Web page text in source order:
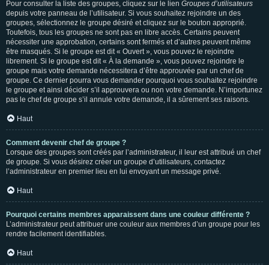
Pour consulter la liste des groupes, cliquez sur le lien Groupes d’utilisateurs
depuis votre panneau de l’utilisateur. Si vous souhaitez rejoindre un des
groupes, sélectionnez le groupe désiré et cliquez sur le bouton approprié.
Toutefois, tous les groupes ne sont pas en libre accès. Certains peuvent
nécessiter une approbation, certains sont fermés et d’autres peuvent même
être masqués. Si le groupe est dit « Ouvert », vous pouvez le rejoindre
librement. Si le groupe est dit « À la demande », vous pouvez rejoindre le
groupe mais votre demande nécessitera d’être approuvée par un chef de
groupe. Ce dernier pourra vous demander pourquoi vous souhaitez rejoindre
le groupe et ainsi décider s’il approuvera ou non votre demande. N’importunez
pas le chef de groupe s’il annule votre demande, il a sûrement ses raisons.
Haut
Comment devenir chef de groupe ?
Lorsque des groupes sont créés par l’administrateur, il leur est attribué un chef
de groupe. Si vous désirez créer un groupe d’utilisateurs, contactez
l’administrateur en premier lieu en lui envoyant un message privé.
Haut
Pourquoi certains membres apparaissent dans une couleur différente ?
L’administrateur peut attribuer une couleur aux membres d’un groupe pour les
rendre facilement identifiables.
Haut